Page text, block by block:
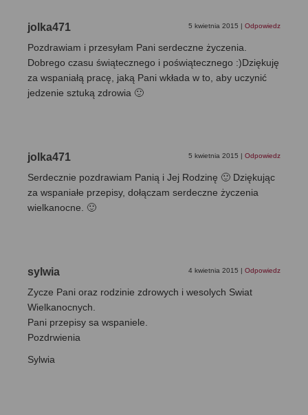
jolka471 5 kwietnia 2015 | Odpowiedz
Pozdrawiam i przesyłam Pani serdeczne życzenia.
Dobrego czasu świątecznego i poświątecznego :)Dziękuję
za wspaniałą pracę, jaką Pani wkłada w to, aby uczynić
jedzenie sztuką zdrowia 🙂
jolka471 5 kwietnia 2015 | Odpowiedz
Serdecznie pozdrawiam Panią i Jej Rodzinę 🙂 Dziękując
za wspaniałe przepisy, dołączam serdeczne życzenia
wielkanocne. 🙂
sylwia 4 kwietnia 2015 | Odpowiedz
Zycze Pani oraz rodzinie zdrowych i wesolych Swiat
Wielkanocnych.
Pani przepisy sa wspaniele.
Pozdrwienia
Sylwia